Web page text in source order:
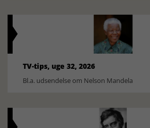
TV-tips, uge 32, 2026
Bl.a. udsendelse om Nelson Mandela